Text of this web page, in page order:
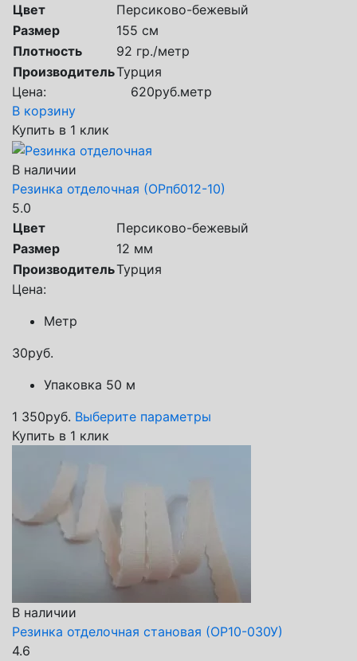
Цвет
Персиково-бежевый
Размер
155 см
Плотность
92 гр./метр
ПроизводительТурция
Цена:
620руб.метр
В корзину
Купить в 1 клик
В наличии
Резинка отделочная (ОРпб012-10)
5.0
Цвет
Персиково-бежевый
Размер
12 мм
ПроизводительТурция
Цена:
Метр
30руб.
Упаковка 50 м
1 350руб. Выберите параметры
Купить в 1 клик
В наличии
Резинка отделочная становая (ОР10-030У)
4.6